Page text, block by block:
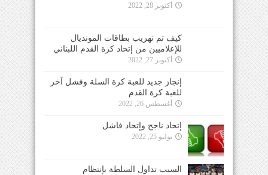
أكتوبر 28, 2022
كيف تم تهريب بطاقات المونديال
للإعلاميين من إتحاد كرة القدم اللبناني
أكتوبر 27, 2022
إنجاز جديد للعبة كرة السلة وفشل آخر
للعبة كرة القدم
أغسطس 26, 2022
إتحاد ناجح وإتحاد فاشل
يوليو 25, 2022
السبب تداول السلطة بإنتظام